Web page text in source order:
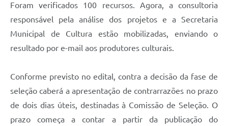
Foram verificados 100 recursos. Agora, a consultoria
responsável pela análise dos projetos e a Secretaria
Municipal de Cultura estão mobilizadas, enviando o
resultado por e-mail aos produtores culturais.
Conforme previsto no edital, contra a decisão da fase de
seleção caberá a apresentação de contrarrazões no prazo
de dois dias úteis, destinadas à Comissão de Seleção. O
prazo começa a contar a partir da publicação do